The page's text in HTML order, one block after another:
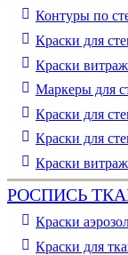
Контуры по
Краски для
Краски
Маркеры для
Краски для
Краски для
Краски
РОСПИСЬ
Краски
Краски для